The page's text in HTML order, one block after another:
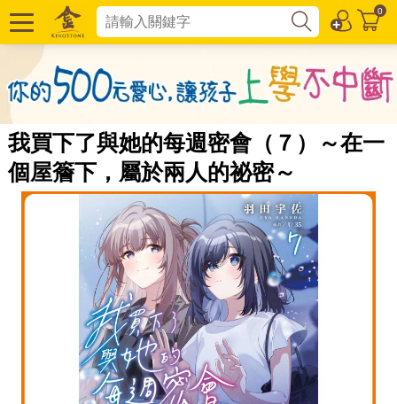
0
我買下了與她的每週密會（７）～在一
個屋簷下，屬於兩人的祕密～